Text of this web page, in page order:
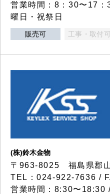
営業時間：8：30〜17：
曜日・祝祭日
販売可 工事・取付可
(株)鈴木金物
〒963-8025 福島県郡
TEL：024-922-7636 /
営業時間：8:30〜18:30